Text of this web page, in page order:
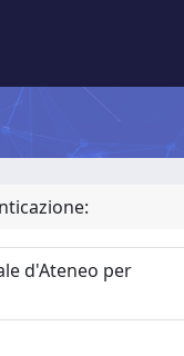
d'Ateneo per